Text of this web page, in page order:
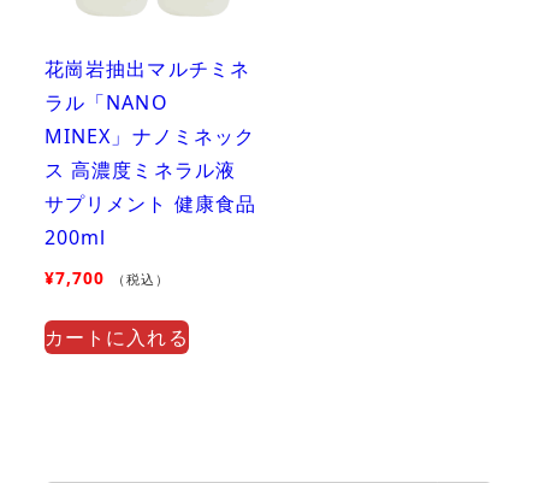
花崗岩抽出マルチミネ
ラル「NANO
MINEX」ナノミネック
ス 高濃度ミネラル液
サプリメント 健康食品
200ml
¥7,700 （税込）
カートに入れる